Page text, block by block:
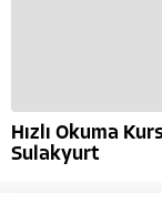
Hızlı Okuma
Sulakyurt